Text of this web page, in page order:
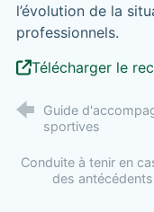
l’évolution de la
professionnels.
Télécharger le
Guide
sportives
Conduite à tenir en
des